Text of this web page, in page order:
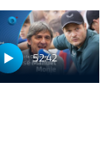
52:42